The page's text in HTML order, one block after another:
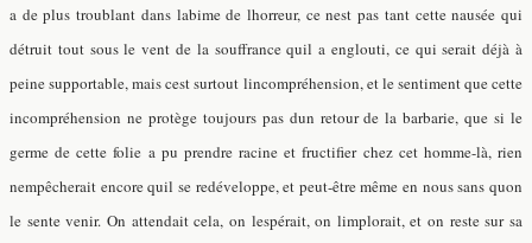
a de plus troublant dans labime de lhorreur, ce nest pas tant cette nausée qui
détruit tout sous le vent de la souffrance quil a englouti, ce qui serait déjà à
peine supportable, mais cest surtout lincompréhension, et le sentiment que cette
incompréhension ne protège toujours pas dun retour de la barbarie, que si le
germe de cette folie a pu prendre racine et fructifier chez cet homme-là, rien
nempêcherait encore quil se redéveloppe, et peut-être même en nous sans quon
le sente venir. On attendait cela, on lespérait, on limplorait, et on reste sur sa